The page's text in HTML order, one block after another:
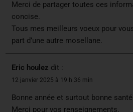
Merci de partager toutes ces
concise.
Tous mes meilleurs voeux pour
part d’une autre mosellane.
Eric houlez dit :
12 janvier 2025 à 19 h 36 min
Bonne année et surtout bonne
Merci pour vos renseignements.